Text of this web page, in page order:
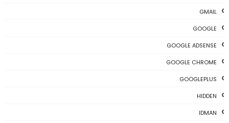
GMAIL
GOOGLE
GOOGLE ADSENSE
GOOGLE CHROME
GOOGLEPLUS
HIDDEN
IDMAN